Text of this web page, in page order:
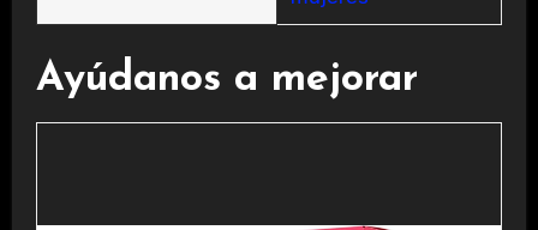
Ayúdanos a mejorar